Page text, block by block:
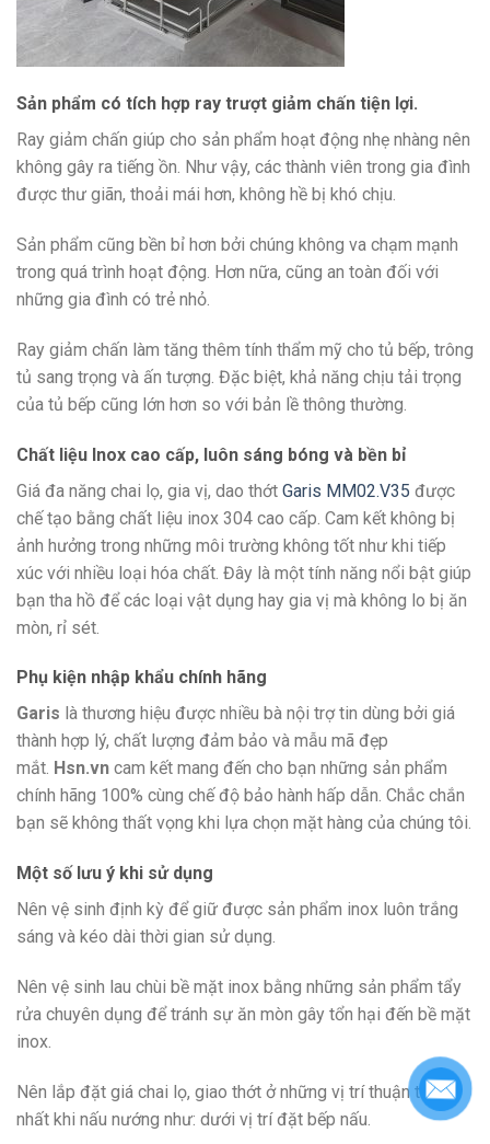
Sản phẩm có tích hợp ray trượt giảm chấn tiện lợi.
Ray giảm chấn giúp cho sản phẩm hoạt động nhẹ nhàng nên
không gây ra tiếng ồn. Như vậy, các thành viên trong gia đình
được thư giãn, thoải mái hơn, không hề bị khó chịu.
Sản phẩm cũng bền bỉ hơn bởi chúng không va chạm mạnh
trong quá trình hoạt động. Hơn nữa, cũng an toàn đối với
những gia đình có trẻ nhỏ.
Ray giảm chấn làm tăng thêm tính thẩm mỹ cho tủ bếp, trông
tủ sang trọng và ấn tượng. Đặc biệt, khả năng chịu tải trọng
của tủ bếp cũng lớn hơn so với bản lề thông thường.
Chất liệu Inox cao cấp, luôn sáng bóng và bền bỉ
Giá đa năng chai lọ, gia vị, dao thớt Garis MM02.V35 được
chế tạo bằng chất liệu inox 304 cao cấp. Cam kết không bị
ảnh hưởng trong những môi trường không tốt như khi tiếp
xúc với nhiều loại hóa chất. Đây là một tính năng nổi bật giúp
bạn tha hồ để các loại vật dụng hay gia vị mà không lo bị ăn
mòn, rỉ sét.
Phụ kiện nhập khẩu chính hãng
Garis là thương hiệu được nhiều bà nội trợ tin dùng bởi giá
thành hợp lý, chất lượng đảm bảo và mẫu mã đẹp
mắt. Hsn.vn cam kết mang đến cho bạn những sản phẩm
chính hãng 100% cùng chế độ bảo hành hấp dẫn. Chắc chắn
bạn sẽ không thất vọng khi lựa chọn mặt hàng của chúng tôi.
Một số lưu ý khi sử dụng
Nên vệ sinh định kỳ để giữ được sản phẩm inox luôn trắng
sáng và kéo dài thời gian sử dụng.
Nên vệ sinh lau chùi bề mặt inox bằng những sản phẩm tẩy
rửa chuyên dụng để tránh sự ăn mòn gây tổn hại đến bề mặt
inox.
Nên lắp đặt giá chai lọ, giao thớt ở những vị trí thuận tiện
nhất khi nấu nướng như: dưới vị trí đặt bếp nấu.